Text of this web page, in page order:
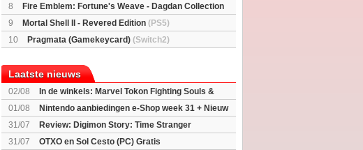
8
Fire Emblem: Fortune's Weave - Dagdan Collection
(Switch2)
9 Mortal Shell II - Revered Edition (PS5)
10
Pragmata (Gamekeycard) (Switch2)
Laatste nieuws
02/08
In de winkels: Marvel Tokon Fighting Souls &
Beast of Reincarnation
01/08
Nintendo aanbiedingen e-Shop week 31 + Nieuw
voor Switch 2
31/07
Review: Digimon Story: Time Stranger
31/07
OTXO en Sol Cesto (PC) Gratis